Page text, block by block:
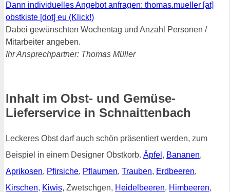
Dann individuelles Angebot anfragen: thomas.mueller [at]
obstkiste [dot] eu (Klick!)
Dabei gewünschten Wochentag und Anzahl Personen /
Mitarbeiter angeben.
Ihr Ansprechpartner: Thomas Müller
Inhalt im Obst- und Gemüse-
Lieferservice in Schnaittenbach
Leckeres Obst darf auch schön präsentiert werden, zum
Beispiel in einem Designer Obstkorb. Äpfel , Bananen,
Aprikosen, Pfirsiche, Pflaumen, Trauben, Erdbeeren,
Kirschen, Kiwis, Zwetschgen, Heidelbeeren, Himbeeren,